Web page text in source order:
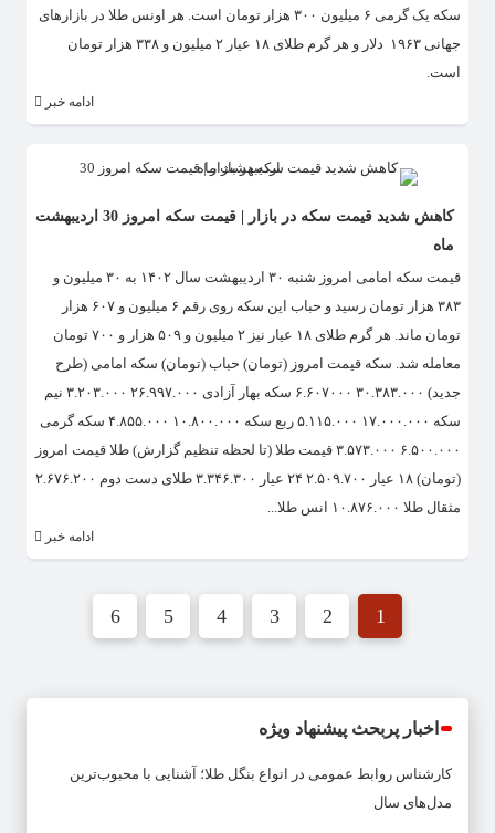
سکه یک گرمی ۶ میلیون ۳۰۰ هزار تومان است. هر اونس طلا در بازارهای
جهانی ۱۹۶۳ دلار و هر گرم طلای ۱۸ عیار ۲ میلیون و ۳۳۸ هزار تومان
است.
ادامه خبر
کاهش شدید قیمت سکه در بازار | قیمت سکه امروز 30 اردیبهشت
ماه
قیمت سکه امامی امروز شنبه ۳۰ اردیبهشت سال ۱۴۰۲ به ۳۰ میلیون و
۳۸۳ هزار تومان رسید و حباب این سکه روی رقم ۶ میلیون و ۶۰۷ هزار
تومان ماند. هر گرم طلای ۱۸ عیار نیز ۲ میلیون و ۵۰۹ هزار و ۷۰۰ تومان
معامله شد. سکه قیمت امروز (تومان) حباب (تومان) سکه امامی (طرح
جدید) ۳۰.۳۸۳.۰۰۰ ۶.۶۰۷۰۰۰ سکه بهار آزادی ۲۶.۹۹۷.۰۰۰ ۳.۲۰۳.۰۰۰ نیم
سکه ۱۷.۰۰۰.۰۰۰ ۵.۱۱۵.۰۰۰ ربع سکه ۱۰.۸۰۰.۰۰۰ ۴.۸۵۵.۰۰۰ سکه گرمی
۶.۵۰۰.۰۰۰ ۳.۵۷۳.۰۰۰ قیمت طلا (تا لحظه تنظیم گزارش) طلا قیمت امروز
(تومان) ۱۸ عیار ۲.۵۰۹.۷۰۰ ۲۴ عیار ۳.۳۴۶.۳۰۰ طلای دست دوم ۲.۶۷۶.۲۰۰
مثقال طلا ۱۰.۸۷۶.۰۰۰ انس طلا...
ادامه خبر
1
2
3
4
5
6
اخبار پربحث پیشنهاد ویژه
کارشناس روابط عمومی در
انواع بنگل طلا؛ آشنایی با محبوب‌ترین
مدل‌های سال